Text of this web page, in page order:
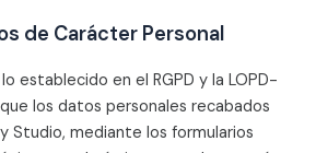
de Carácter Personal
establecido en el RGPD y la LOPD-
los datos personales recabados
Studio, mediante los formularios